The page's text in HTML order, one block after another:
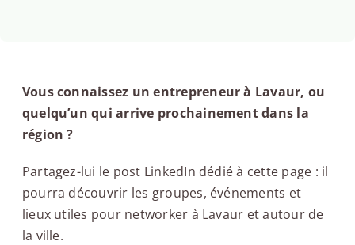
Vous connaissez un entrepreneur à Lavaur, ou
quelqu’un qui arrive prochainement dans la
région ?
Partagez-lui le post LinkedIn dédié à cette page : il
pourra découvrir les groupes, événements et
lieux utiles pour networker à Lavaur et autour de
la ville.